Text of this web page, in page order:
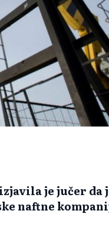
je jučer da
naftne